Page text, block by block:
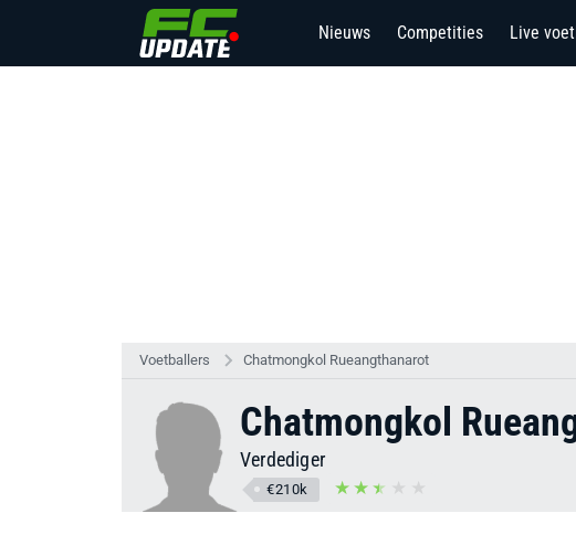
Nieuws Competities Live
Voetballers Chatmongkol Rueangthanarot
Chatmongkol
Verdediger
€210k